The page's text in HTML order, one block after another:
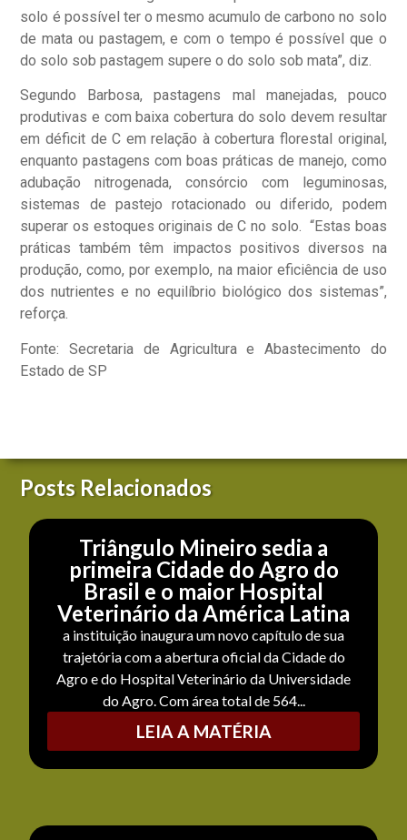
solo é possível ter o mesmo acumulo de carbono no solo
de mata ou pastagem, e com o tempo é possível que o
do solo sob pastagem supere o do solo sob mata”, diz.
Segundo Barbosa, pastagens mal manejadas, pouco
produtivas e com baixa cobertura do solo devem resultar
em déficit de C em relação à cobertura florestal original,
enquanto pastagens com boas práticas de manejo, como
adubação nitrogenada, consórcio com leguminosas,
sistemas de pastejo rotacionado ou diferido, podem
superar os estoques originais de C no solo. “Estas boas
práticas também têm impactos positivos diversos na
produção, como, por exemplo, na maior eficiência de uso
dos nutrientes e no equilíbrio biológico dos sistemas”,
reforça.
Fonte: Secretaria de Agricultura e Abastecimento do
Estado de SP
Posts Relacionados
Triângulo Mineiro sedia a
primeira Cidade do Agro do
Brasil e o maior Hospital
Veterinário da América Latina
a instituição inaugura um novo capítulo de sua
trajetória com a abertura oficial da Cidade do
Agro e do Hospital Veterinário da Universidade
do Agro. Com área total de 564...
LEIA A MATÉRIA